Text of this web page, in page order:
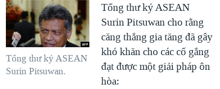
Tổng thư ký ASEAN
Surin Pitsuwan.
Tổng thư ký ASEAN
Surin Pitsuwan cho rằng
căng thẳng gia tăng đã gây
khó khăn cho các cố gắng
đạt được một giải pháp ôn
hòa: